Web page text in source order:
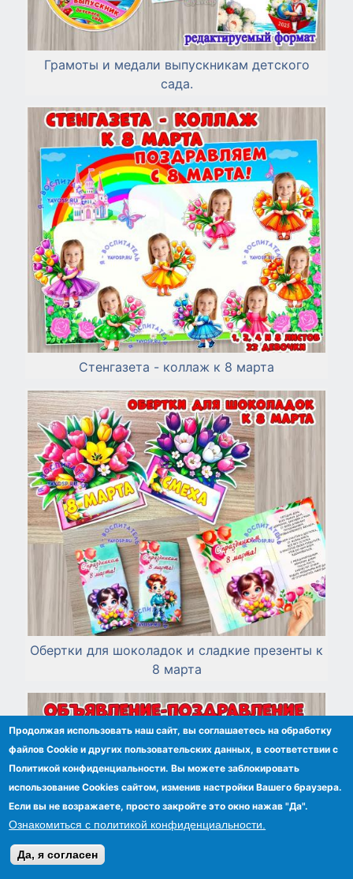
Грамоты и медали выпускникам детского
сада.
Стенгазета - коллаж к 8 марта
Обертки для шоколадок и сладкие презенты к
8 марта
Продолжая использовать наш сайт, вы соглашаетесь на обработку
файлов Сookie и других пользовательских данных, в соответствии с
Политикой конфиденциальности. Вы можете заблокировать
использование Cookies сайтом, изменив настройки Вашего браузера.
Если вы не возражаете, просто закройте это окно нажав "Да".
Ознакомиться с политикой конфиденциальности.
Да, я согласен